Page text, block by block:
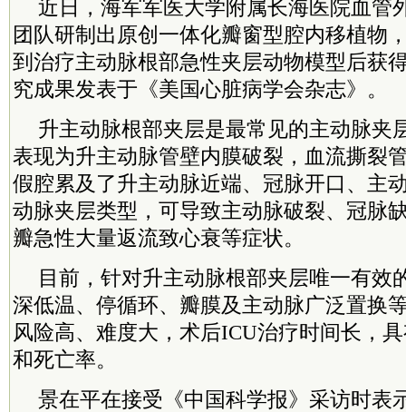
近日，海军军医大学附属长海医院血管
团队研制出原创一体化瓣窗型腔内移植物
到治疗主动脉根部急性夹层动物模型后获
究成果发表于《美国心脏病学会杂志》。
升主动脉根部夹层是最常见的主动脉夹
表现为升主动脉管壁内膜破裂，血流撕裂
假腔累及了升主动脉近端、冠脉开口、主
动脉夹层类型，可导致主动脉破裂、冠脉
瓣急性大量返流致心衰等症状。
目前，针对升主动脉根部夹层唯一有效
深低温、停循环、瓣膜及主动脉广泛置换
风险高、难度大，术后ICU治疗时间长，
和死亡率。
景在平在接受《中国科学报》采访时表